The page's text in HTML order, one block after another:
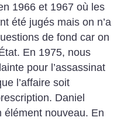
1966 et 1967 où les
été jugés mais on n’a
de fond car on
En 1975, nous
pour l’assassinat
l’affaire soit
Daniel
élément nouveau. En